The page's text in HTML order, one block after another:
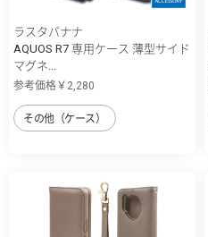
ラスタバナナ
AQUOS R7 専用ケース 薄型サイド
マグネ...
参考価格￥2,280
その他（ケース）